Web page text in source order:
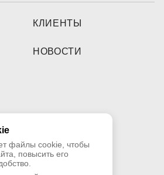
КЛИЕНТЫ
НОВОСТИ
файлы cookie, чтобы
повысить его